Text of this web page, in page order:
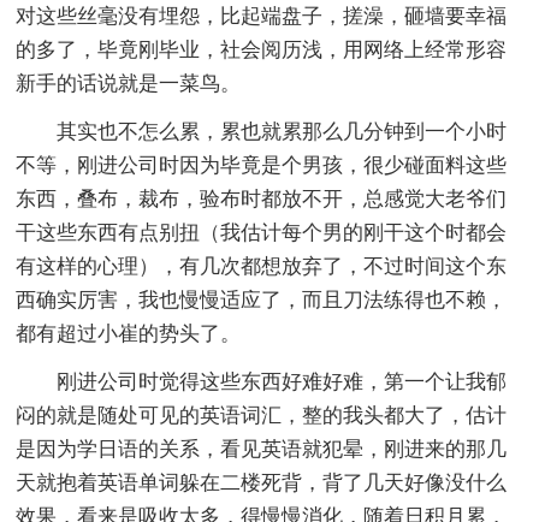
对这些丝毫没有埋怨，比起端盘子，搓澡，砸墙要幸福
的多了，毕竟刚毕业，社会阅历浅，用网络上经常形容
新手的话说就是一菜鸟。
其实也不怎么累，累也就累那么几分钟到一个小时
不等，刚进公司时因为毕竟是个男孩，很少碰面料这些
东西，叠布，裁布，验布时都放不开，总感觉大老爷们
干这些东西有点别扭（我估计每个男的刚干这个时都会
有这样的心理），有几次都想放弃了，不过时间这个东
西确实厉害，我也慢慢适应了，而且刀法练得也不赖，
都有超过小崔的势头了。
刚进公司时觉得这些东西好难好难，第一个让我郁
闷的就是随处可见的英语词汇，整的我头都大了，估计
是因为学日语的关系，看见英语就犯晕，刚进来的那几
天就抱着英语单词躲在二楼死背，背了几天好像没什么
效果，看来是吸收太多，得慢慢消化，随着日积月累，